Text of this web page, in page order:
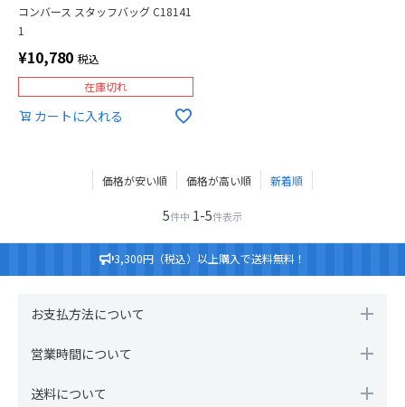
コンバース スタッフバッグ C18141
1
¥10,780 税込
在庫切れ
カートに入れる
価格が安い順 価格が高い順 新着順
5件中 1-5件表示
3,300円（税込）以上購入で送料無料！
お支払方法について
営業時間について
送料について